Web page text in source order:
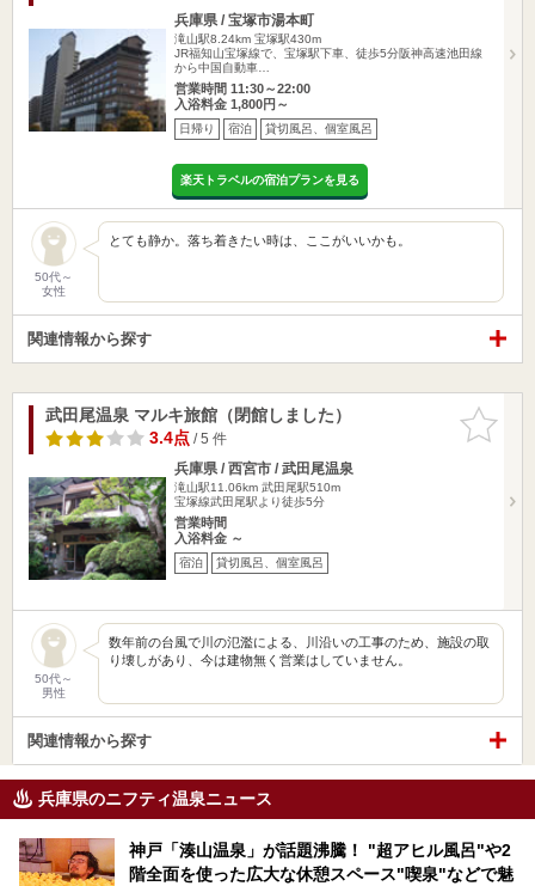
兵庫県 / 宝塚市湯本町
滝山駅8.24km 宝塚駅430m
JR福知山宝塚線で、宝塚駅下車、徒歩5分阪神高速池田線
から中国自動車…
営業時間 11:30～22:00
入浴料金 1,800円～
日帰り 宿泊 貸切風呂、個室風呂
楽天トラベルの宿泊プランを見る
50代～
女性
とても静か。落ち着きたい時は、ここがいいかも。
関連情報から探す
お気に入
りに追加
武田尾温泉 マルキ旅館（閉館しました）
3.4点/ 5 件
兵庫県 / 西宮市 / 武田尾温泉
滝山駅11.06km 武田尾駅510m
宝塚線武田尾駅より徒歩5分
営業時間
入浴料金 ～
宿泊 貸切風呂、個室風呂
50代～
男性
数年前の台風で川の氾濫による、川沿いの工事のため、施設の取
り壊しがあり、今は建物無く営業はしていません。
関連情報から探す
兵庫県のニフティ温泉ニュース
神戸「湊山温泉」が話題沸騰！ "超アヒル風呂"や2
階全面を使った広大な休憩スペース"喫泉"などで魅